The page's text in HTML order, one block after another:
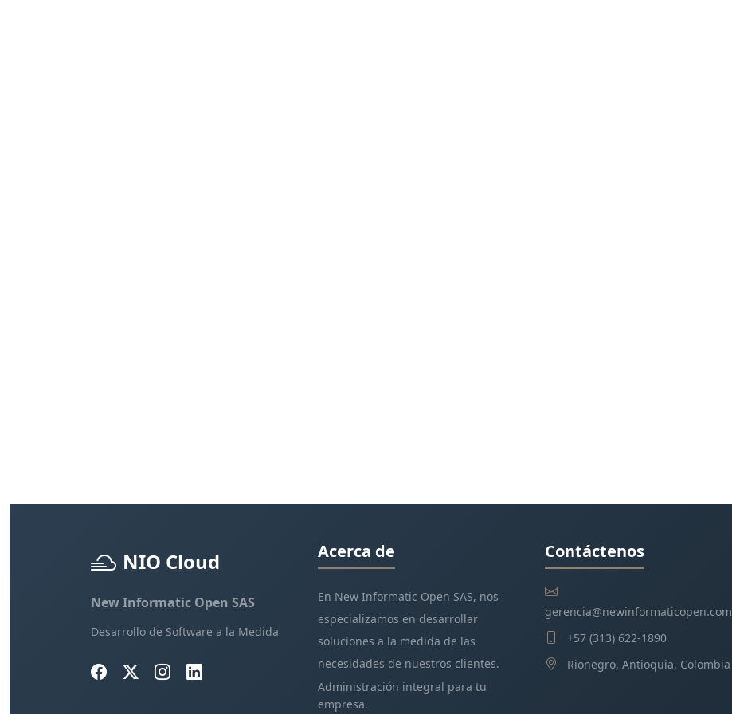
NIO Cloud
New Informatic Open SAS
Desarrollo de Software a la Medida
Acerca de
En New Informatic Open SAS, nos
especializamos en desarrollar
soluciones a la medida de las
necesidades de nuestros clientes.
Administración integral para tu
empresa.
Contáctenos
gerencia@newinformaticopen.com
+57 (313) 622-1890
Rionegro, Antioquia, Colombia